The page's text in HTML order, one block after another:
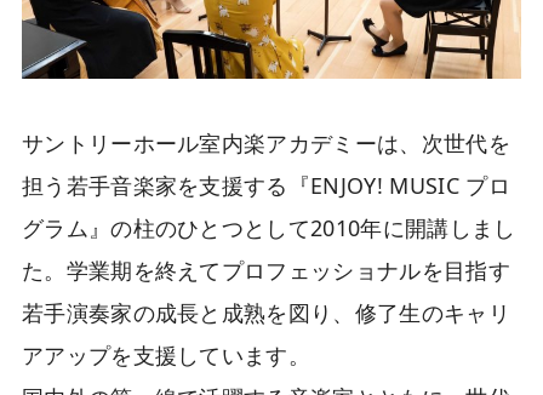
サントリーホール室内楽アカデミーは、次世代を
担う若手音楽家を支援する『ENJOY! MUSIC プロ
グラム』の柱のひとつとして2010年に開講しまし
た。学業期を終えてプロフェッショナルを目指す
若手演奏家の成長と成熟を図り、修了生のキャリ
アアップを支援しています。